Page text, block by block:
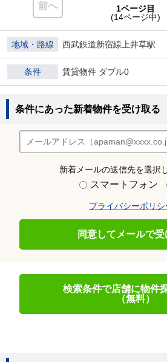
前へ
1ページ目
(14ページ中)
地域・路線 西武鉄道新宿線上井草駅
条件 賃貸物件 ダブル0
条件にあった新着物件を受け取る
新着メールの送信先を選択
スマートフォン
プライバシーポリシ
同意してメールで受
検索条件で店舗に物件
（無料）